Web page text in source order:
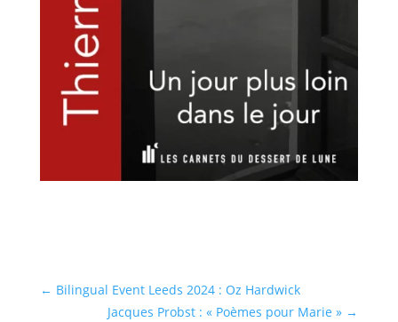
← Bilingual Event Leeds 2024 : Oz Hardwick
Jacques Probst : « Poèmes pour Marie » →